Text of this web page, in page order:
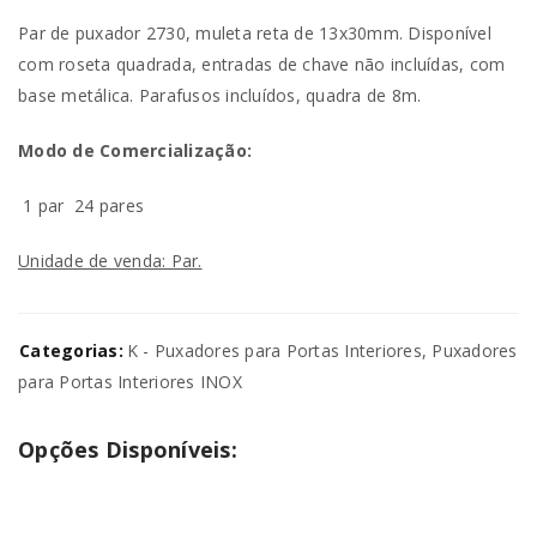
Par de puxador 2730, muleta reta de 13x30mm. Disponí­vel
com roseta quadrada, entradas de chave não incluídas, com
base metálica. Parafusos incluí­dos, quadra de 8m.
Modo de Comercialização:
1 par 24 pares
Unidade de venda: Par.
Categorias: K - Puxadores para Portas Interiores, Puxadores
para Portas Interiores INOX
Opções Disponíveis: